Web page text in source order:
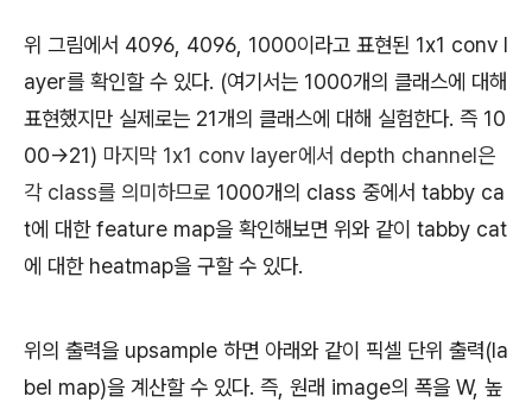
위 그림에서 4096, 4096, 1000이라고 표현된 1x1 conv l
ayer를 확인할 수 있다. (여기서는 1000개의 클래스에 대해
표현했지만 실제로는 21개의 클래스에 대해 실험한다. 즉 10
00->21) 마지막 1x1 conv layer에서 depth channel은
각 class를 의미하므로 1000개의 class 중에서 tabby ca
t에 대한 feature map을 확인해보면 위와 같이 tabby cat
에 대한 heatmap을 구할 수 있다.
위의 출력을 upsample 하면 아래와 같이 픽셀 단위 출력(la
bel map)을 계산할 수 있다. 즉, 원래 image의 폭을 W, 높